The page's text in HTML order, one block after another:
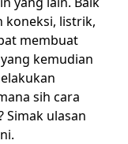
koneksi, listrik,
membuat
kemudian
sih cara
Simak ulasan